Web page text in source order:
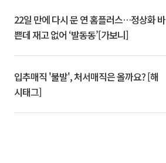
22일 만에 다시 문 연 홈플러스…정상화 바
쁜데 재고 없어 ‘발동동’[가보니]
입추매직 '불발', 처서매직은 올까요? [해
시태그]